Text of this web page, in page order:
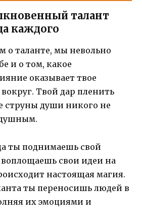
талант
каждого
о таланте, мы невольно
и о том, какое
оказывает твое
вокруг. Твой дар пленить
струны души никого не
ты поднимаешь свой
свои идеи на
настоящая магия.
ты переносишь людей в
их эмоциями и